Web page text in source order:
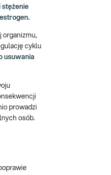
stężenie
organizmu,
cyklu
usuwania
prowadzi
osób.